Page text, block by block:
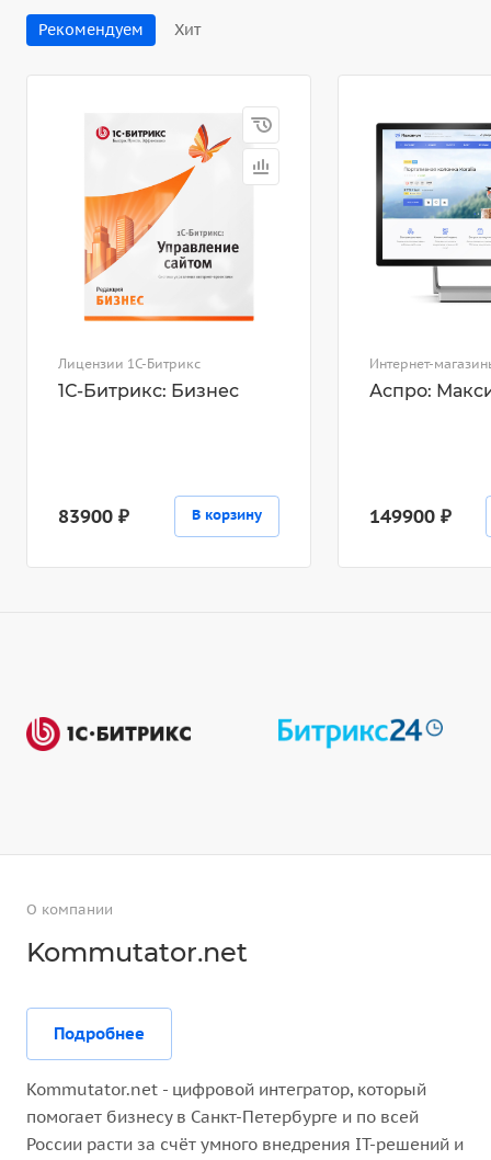
Рекомендуем Хит
Лицензии 1С-Битрикс
1С-Битрикс: Бизнес
83900 ₽ В корзину
Интернет-
Аспро:
149900 ₽
О компании
Kommutator.net
Подробнее
Kommutator.net - цифровой интегратор, который
помогает бизнесу в Санкт-Петербурге и по всей
России расти за счёт умного внедрения IT-решений и